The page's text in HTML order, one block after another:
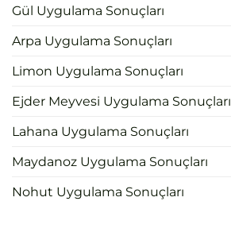
Gül Uygulama Sonuçları
Arpa Uygulama Sonuçları
Limon Uygulama Sonuçları
Ejder Meyvesi Uygulama Sonuçları
Lahana Uygulama Sonuçları
Maydanoz Uygulama Sonuçları
Nohut Uygulama Sonuçları